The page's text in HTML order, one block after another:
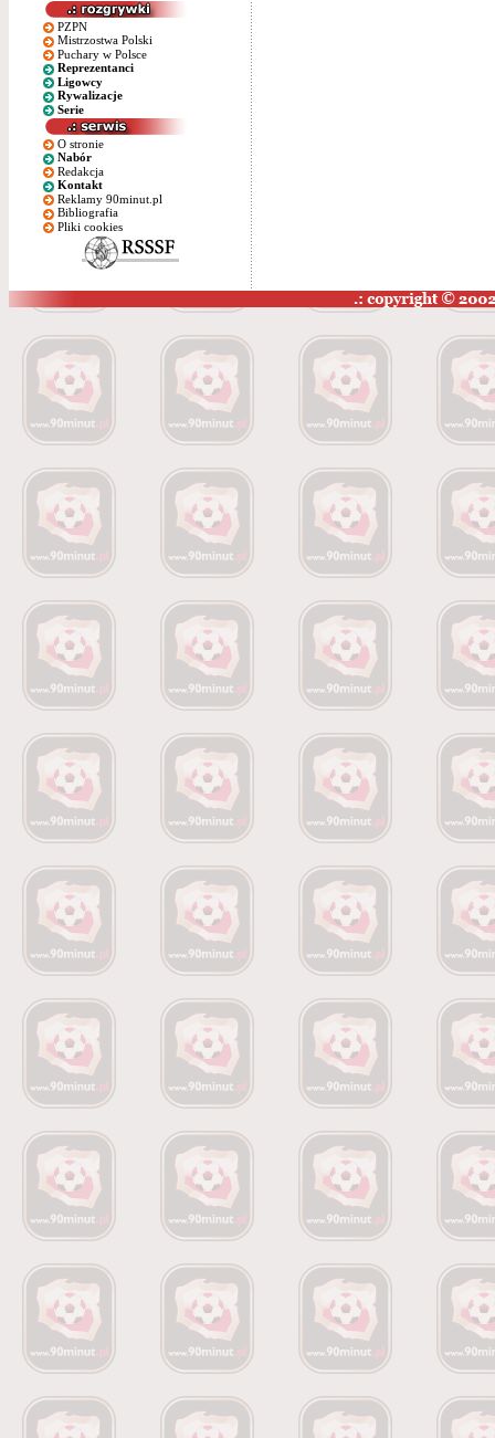
PZPN
Mistrzostwa Polski
Puchary w Polsce
Reprezentanci
Ligowcy
Rywalizacje
Serie
O stronie
Nabór
Redakcja
Kontakt
Reklamy 90minut.pl
Bibliografia
Pliki cookies